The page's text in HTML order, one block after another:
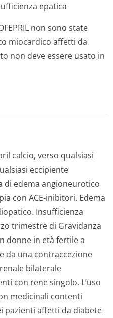
epatica
non sono state
miocardico affetti da
non deve essere usato in
calcio, verso qualsiasi
eccipiente
di edema angioneurotico
con ACE-inibitori. Edema
Insufficienza
trimestre di Gravidanza
donne in età fertile a
da una contraccezione
bilaterale
con rene singolo. L’uso
medicinali contenti
pazienti affetti da diabete